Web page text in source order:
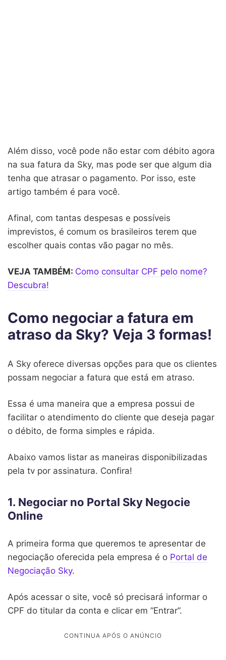
Além disso, você pode não estar com débito agora
na sua fatura da Sky, mas pode ser que algum dia
tenha que atrasar o pagamento. Por isso, este
artigo também é para você.
Afinal, com tantas despesas e possíveis
imprevistos, é comum os brasileiros terem que
escolher quais contas vão pagar no mês.
VEJA TAMBÉM: Como consultar CPF pelo nome?
Descubra!
Como negociar a fatura em
atraso da Sky? Veja 3 formas!
A Sky oferece diversas opções para que os clientes
possam negociar a fatura que está em atraso.
Essa é uma maneira que a empresa possui de
facilitar o atendimento do cliente que deseja pagar
o débito, de forma simples e rápida.
Abaixo vamos listar as maneiras disponibilizadas
pela tv por assinatura. Confira!
1. Negociar no Portal Sky Negocie
Online
A primeira forma que queremos te apresentar de
negociação oferecida pela empresa é o Portal de
Negociação Sky.
Após acessar o site, você só precisará informar o
CPF do titular da conta e clicar em “Entrar”.